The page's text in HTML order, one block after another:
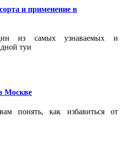
и применение в
из самых узнаваемых и
туи
Москве
понять, как избавиться от